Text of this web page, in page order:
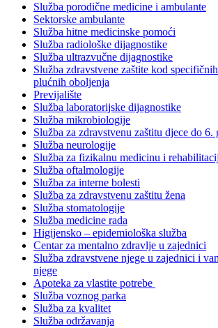
Služba porodične medicine i ambulante
Sektorske ambulante
Služba hitne medicinske pomoći
Služba radiološke dijagnostike
Služba ultrazvučne dijagnostike
Služba zdravstvene zaštite kod
plućnih oboljenja
Previjalište
Služba laboratorijske dijagnostike
Služba mikrobiologije
Služba za zdravstvenu zaštitu djece do
Služba neurologije
Služba za fizikalnu medicinu i
Služba oftalmologije
Služba za interne bolesti
Služba za zdravstvenu zaštitu žena
Služba stomatologije
Služba medicine rada
Higijensko – epidemiološka služba
Centar za mentalno zdravlje u zajednici
Služba zdravstvene njege u zajednici i
njege
Apoteka za vlastite potrebe
Služba voznog parka
Služba za kvalitet
Služba održavanja